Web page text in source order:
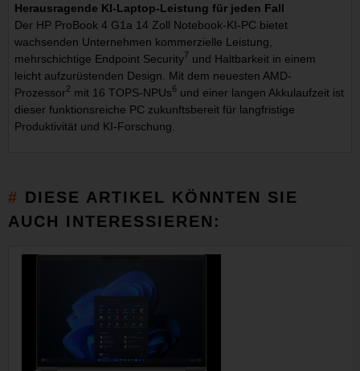
Herausragende KI-Laptop-Leistung für jeden Fall
Der HP ProBook 4 G1a 14 Zoll Notebook-KI-PC bietet
wachsenden Unternehmen kommerzielle Leistung,
mehrschichtige Endpoint Security7 und Haltbarkeit in einem
leicht aufzurüstenden Design. Mit dem neuesten AMD-
Prozessor2 mit 16 TOPS-NPUs6 und einer langen Akkulaufzeit ist
dieser funktionsreiche PC zukunftsbereit für langfristige
Produktivität und KI-Forschung.
DIESE ARTIKEL KÖNNTEN SIE
AUCH INTERESSIEREN: